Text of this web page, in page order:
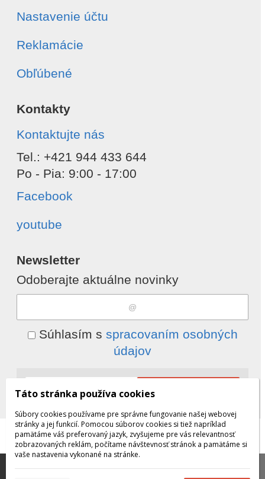
Nastavenie účtu
Reklamácie
Obľúbené
Kontakty
Kontaktujte nás
Tel.: +421 944 433 644
Po - Pia: 9:00 - 17:00
Facebook
youtube
Newsletter
Odoberajte aktuálne novinky
Súhlasím s spracovaním osobných
údajov
© 2026 WEXBO |www.wexbo.com|Prihlásiť
Táto stránka používa cookies
Súbory cookies používame pre správne fungovanie našej webovej
stránky a jej funkcií. Pomocou súborov cookies si tiež napríklad
pamätáme váš preferovaný jazyk, zvyšujeme pre vás relevantnosť
zobrazovaných reklám, počítame návštevnosť stránok a pamätáme si
vaše nastavenia vykonané na stránke.